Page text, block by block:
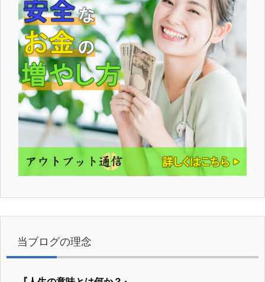
当ブログの理念